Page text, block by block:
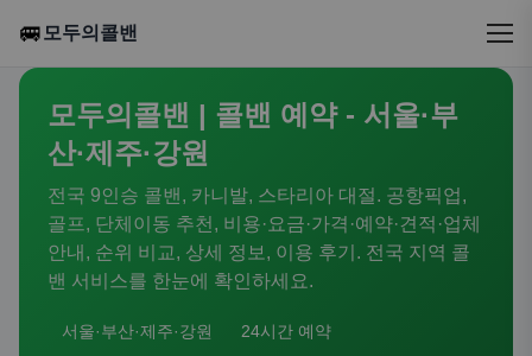
🚐 모두의콜밴
모두의콜밴 | 콜밴 예약 - 서울·부
산·제주·강원
전국 9인승 콜밴, 카니발, 스타리아 대절. 공항픽업,
골프, 단체이동 추천, 비용·요금·가격·예약·견적·업체
안내, 순위 비교, 상세 정보, 이용 후기. 전국 지역 콜
밴 서비스를 한눈에 확인하세요.
서울·부산·제주·강원 24시간 예약